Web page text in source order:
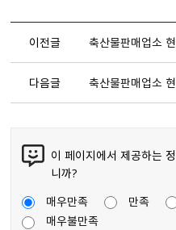
이전글 축산물판매업소 현
다음글 축산물판매업소 현
이 페이지에서 제공하는
니까?
매우만족
만족
매우불만족